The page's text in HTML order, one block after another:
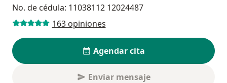
No. de cédula: 11038112 12024487
163 opiniones
Agendar cita
Enviar mensaje